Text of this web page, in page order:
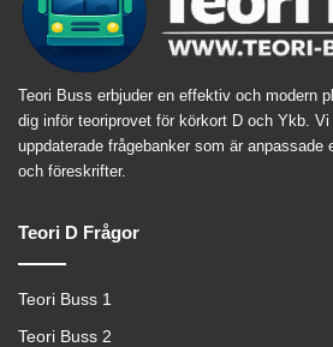
Teori Buss erbjuder en effektiv och modern
dig inför teoriprovet för körkort D och Ykb.
uppdaterade frågebanker som är anpassade
och föreskrifter.
Teori D Frågor
Teori Buss 1
Teori Buss 2